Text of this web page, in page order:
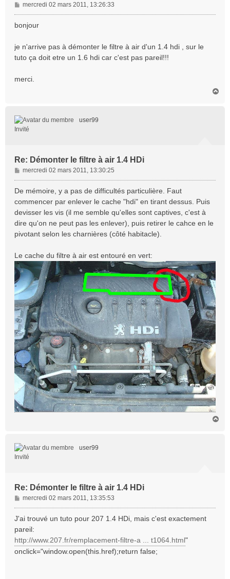
M
e
s
g
e
mercredi 02 mars 2011, 13:26:33
bonjour
je n'arrive pas à démonter le filtre à air d'un 1.4 hdi , sur le
tuto ça doit etre un 1.6 hdi car c'est pas pareil!!!
merci.
user99
Invité
Re: Démonter le filtre à air 1.4 HDi
M
e
s
g
e
mercredi 02 mars 2011, 13:30:25
De mémoire, y a pas de difficultés particulière. Faut
commencer par enlever le cache "hdi" en tirant dessus. Puis
devisser les vis (il me semble qu'elles sont captives, c'est à
dire qu'on ne peut pas les enlever), puis retirer le cahce en le
pivotant selon les charnières (côté habitacle).
Le cache du filtre à air est entouré en vert:
user99
Invité
Re: Démonter le filtre à air 1.4 HDi
M
e
s
g
e
mercredi 02 mars 2011, 13:35:53
J'ai trouvé un tuto pour 207 1.4 HDi, mais c'est exactement
pareil:
http://www.207.fr/remplacement-filtre-a ... t1064.html"
onclick="window.open(this.href);return false;